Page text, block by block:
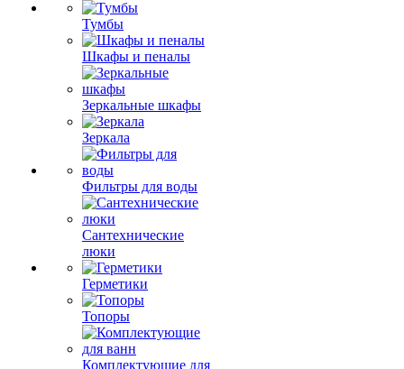
Тумбы
Шкафы и пеналы
Зеркальные шкафы
Зеркала
Фильтры для воды
Сантехнические
люки
Герметики
Топоры
Комплектующие для